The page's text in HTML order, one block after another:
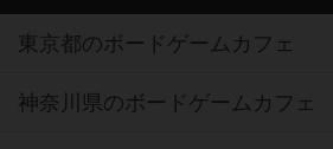
東京都のボードゲームカフェ
神奈川県のボードゲームカフェ